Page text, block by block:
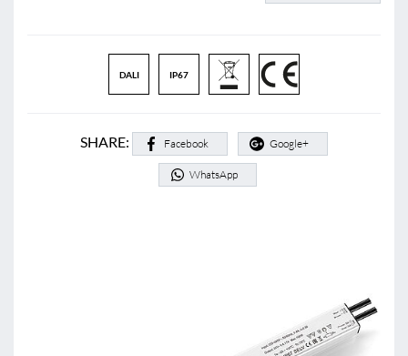
DALI IP67
SHARE: Facebook Google+
WhatsApp